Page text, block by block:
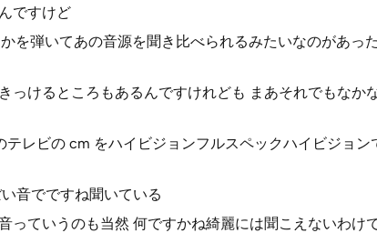
ですけど
を弾いてあの音源を聞き比べられるみたいなのがあっ
っけるところもあるんですけれども まあそれでもなか
テレビの cm をハイビジョンフルスペックハイビジョ
音でですね聞いている
っていうのも当然 何ですかね綺麗には聞こえないわけ